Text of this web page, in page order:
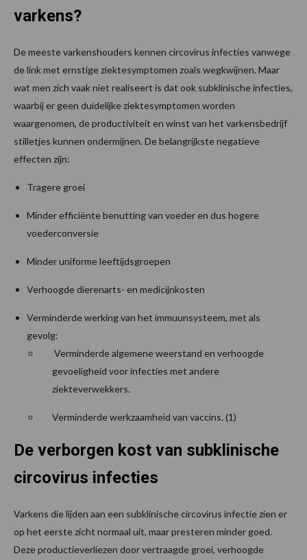
varkens?
De meeste varkenshouders kennen circovirus infecties vanwege
de link met ernstige ziektesymptomen zoals wegkwijnen. Maar
wat men zich vaak niet realiseert is dat ook subklinische infecties,
waarbij er geen duidelijke ziektesymptomen worden
waargenomen, de productiviteit en winst van het varkensbedrijf
stilletjes kunnen ondermijnen. De belangrijkste negatieve
effecten zijn:
Tragere groei
Minder efficiënte benutting van voeder en dus hogere
voederconversie
Minder uniforme leeftijdsgroepen
Verhoogde dierenarts- en medicijnkosten
Verminderde werking van het immuunsysteem, met als
gevolg:
Verminderde algemene weerstand en verhoogde
gevoeligheid voor infecties met andere
ziekteverwekkers.
Verminderde werkzaamheid van vaccins. (1)
De verborgen kost van subklinische
circovirus infecties
Varkens die lijden aan een subklinische circovirus infectie zien er
op het eerste zicht normaal uit, maar presteren minder goed.
Deze productieverliezen door vertraagde groei, verhoogde